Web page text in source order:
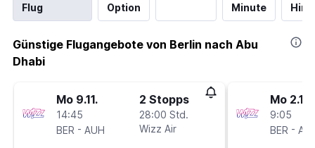
Flug
Option
Minute
Günstige Flugangebote von Berlin nach Abu
Dhabi
Mo 9.11.
14:45
BER - AUH
2 Stopps
28:00 Std.
Wizz Air
Mo 2.11.
9:05
BER -